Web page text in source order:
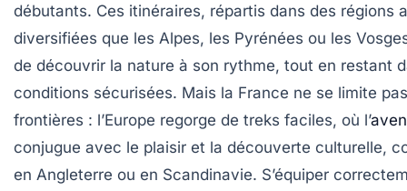
débutants. Ces itinéraires, répartis dans des régions
diversifiées que les Alpes, les Pyrénées ou les
de découvrir la nature à son rythme, tout en restant
conditions sécurisées. Mais la France ne se limite
frontières : l’Europe regorge de treks faciles, où l’
conjugue avec le plaisir et la découverte culturelle,
en Angleterre ou en Scandinavie. S’équiper